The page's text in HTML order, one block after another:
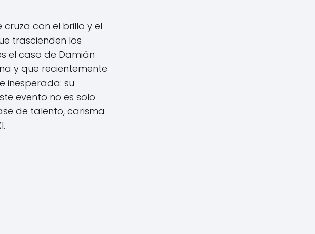
con el brillo y el
trascienden los
el caso de Damián
y que recientemente
inesperada: su
evento no es solo
de talento, carisma